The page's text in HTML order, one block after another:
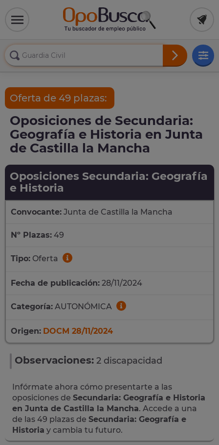
Oferta de 49 plazas:
Oposiciones de Secundaria:
Geografía e Historia en Junta
de Castilla la Mancha
Oposiciones Secundaria: Geografía
e Historia
Convocante: Junta de Castilla la Mancha
Nº Plazas: 49
Tipo: Oferta
Fecha de publicación: 28/11/2024
Categoría: AUTONÓMICA
Origen: DOCM 28/11/2024
Observaciones: 2 discapacidad
Infórmate ahora cómo presentarte a las
oposiciones de Secundaria: Geografía e Historia
en Junta de Castilla la Mancha. Accede a una
de las 49 plazas de Secundaria: Geografía e
Historia y cambia tu futuro.